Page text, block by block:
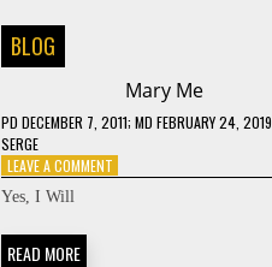
BLOG
Mary Me
PDDECEMBER 7, 2011; MD FEBRUARY 24, 2019
SERGE
LEAVE A COMMENT
Yes, I Will
READ MORE